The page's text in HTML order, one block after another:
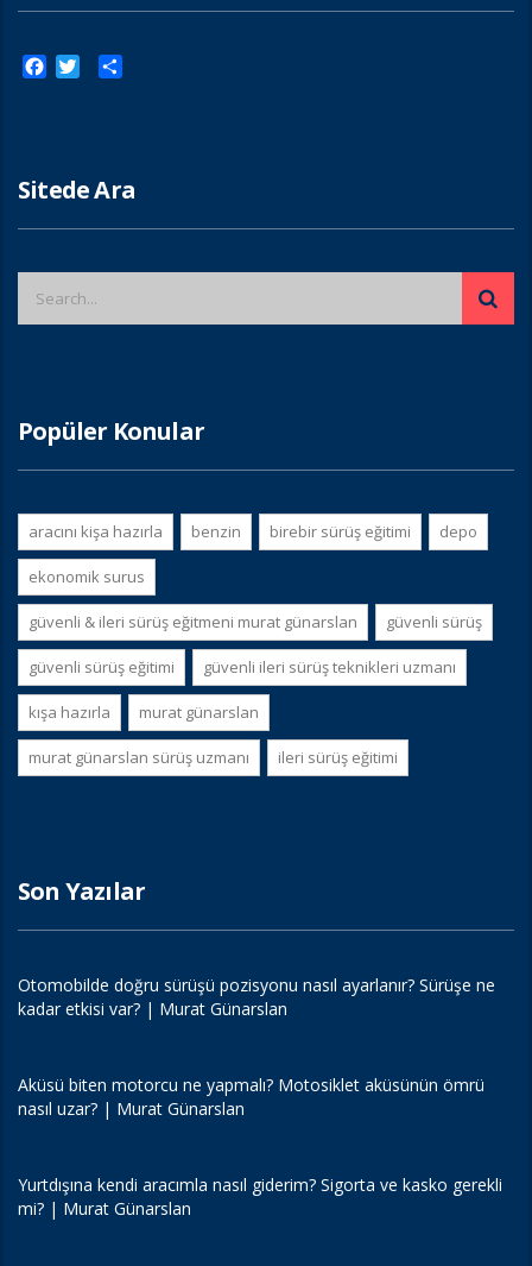
Facebook
Twitter
Sitede Ara
Popüler Konular
aracını kişa hazırla benzin birebir sürüş eğitimi depo
ekonomik surus
güvenli & i̇leri sürüş eğitmeni murat günarslan güvenli sürüş
güvenli sürüş eğitimi güvenli i̇leri sürüş teknikleri uzmanı
kışa hazırla murat günarslan
murat günarslan sürüş uzmanı i̇leri sürüş eğitimi
Son Yazılar
Otomobilde doğru sürüşü pozisyonu nasıl ayarlanır? Sürüşe ne
kadar etkisi var? | Murat Günarslan
Aküsü biten motorcu ne yapmalı? Motosiklet aküsünün ömrü
nasıl uzar? | Murat Günarslan
Yurtdışına kendi aracımla nasıl giderim? Sigorta ve kasko gerekli
mi? | Murat Günarslan